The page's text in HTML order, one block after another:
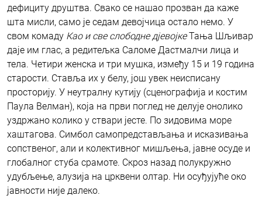
дефициту друштва. Свако се нашао прозван да каже
шта мисли, само је седам девојчица остало немо. У
свом комаду Као и све слободне дјевојкеТања Шљивар
даје им глас, а редитељка Саломе Дастмалчи лица и
тела. Четири женска и три мушка, између 15 и 19 година
старости. Ставља их у белу, још увек неисписану
просторију. У неутралну кутију (сценографија и костим
Паула Велман), која на први поглед не делује онолико
уздржано колико у ствари јесте. По зидовима море
хаштагова. Симбол самопредстављања и исказивања
сопственог, али и колективног мишљења, јавне осуде и
глобалног стуба срамоте. Скроз назад полукружно
удубљење, алузија на црквени олтар. Ни осуђујуће око
јавности није далеко.